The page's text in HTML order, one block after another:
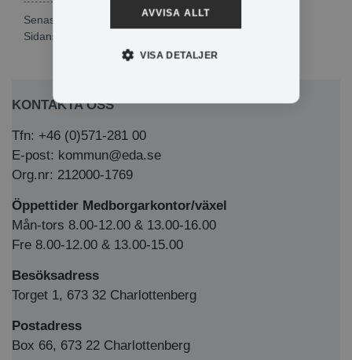
Senast publicerad: 2026-04-01
Sidansvarig:
KONTAKTA OSS
Tfn: +46 (0)571-281 00
E-post: kommun@eda.se
Org.nr: 212000-1769
Öppettider Medborgarkontor/växel
Mån-tors 8.00-12.00 & 13.00-16.00
Fre 8.00-12.00 & 13.00-15.00
Besöksadress
Torget 1, 673 32 Charlottenberg
Postadress
Box 66, 673 22 Charlottenberg
AVVISA ALLT
VISA DETALJER